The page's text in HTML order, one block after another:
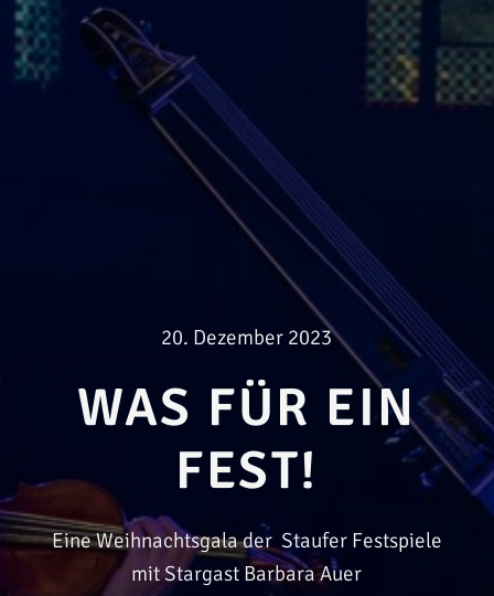
20. Dezember 2023
WAS FÜR EIN
FEST!
Eine Weihnachtsgala der Staufer Festspiele
mit Stargast Barbara Auer